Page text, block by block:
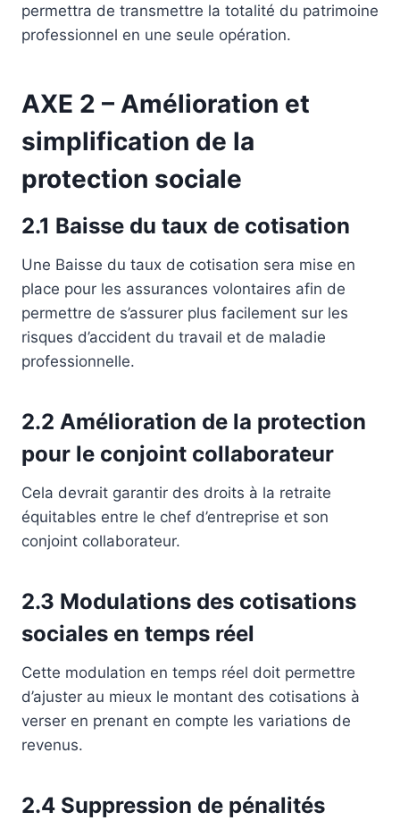
permettra de transmettre la totalité du patrimoine
professionnel en une seule opération.
AXE 2 – Amélioration et
simplification de la
protection sociale
2.1 Baisse du taux de cotisation
Une Baisse du taux de cotisation sera mise en
place pour les assurances volontaires afin de
permettre de s’assurer plus facilement sur les
risques d’accident du travail et de maladie
professionnelle.
2.2 Amélioration de la protection
pour le conjoint collaborateur
Cela devrait garantir des droits à la retraite
équitables entre le chef d’entreprise et son
conjoint collaborateur.
2.3 Modulations des cotisations
sociales en temps réel
Cette modulation en temps réel doit permettre
d’ajuster au mieux le montant des cotisations à
verser en prenant en compte les variations de
revenus.
2.4 Suppression de pénalités